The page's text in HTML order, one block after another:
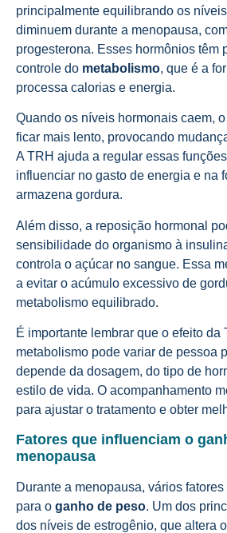
principalmente equilibrando os
diminuem durante a menopausa,
progesterona. Esses hormônios têm
controle do metabolismo, que é a
processa calorias e energia.
Quando os níveis hormonais caem,
ficar mais lento, provocando
A TRH ajuda a regular essas
influenciar no gasto de energia e na
armazena gordura.
Além disso, a reposição hormonal
sensibilidade do organismo à
controla o açúcar no sangue. Essa
a evitar o acúmulo excessivo de
metabolismo equilibrado.
É importante lembrar que o efeito da
metabolismo pode variar de pessoa
depende da dosagem, do tipo de
estilo de vida. O acompanhamento
para ajustar o tratamento e obter
Fatores que influenciam o
menopausa
Durante a menopausa, vários
para o ganho de peso. Um dos
dos níveis de estrogênio, que altera